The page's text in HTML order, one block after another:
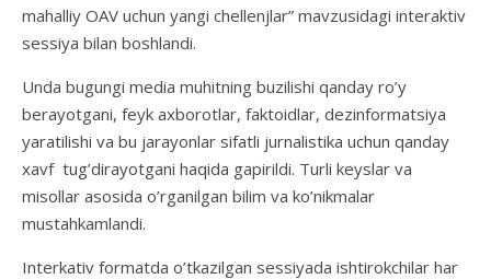
mahalliy OAV uchun yangi chellenjlar” mavzusidagi interaktiv
sessiya bilan boshlandi.
Unda bugungi media muhitning buzilishi qanday ro’y
berayotgani, feyk axborotlar, faktoidlar, dezinformatsiya
yaratilishi va bu jarayonlar sifatli jurnalistika uchun qanday
xavf tug’dirayotgani haqida gapirildi. Turli keyslar va
misollar asosida o’rganilgan bilim va ko’nikmalar
mustahkamlandi.
Interkativ formatda o’tkazilgan sessiyada ishtirokchilar har